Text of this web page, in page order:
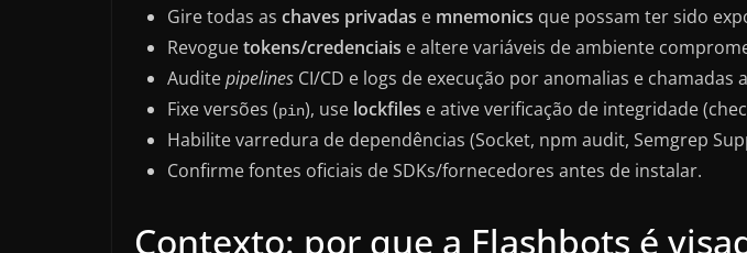
Gire todas as chaves privadas e mnemonics que possam ter sido
Revoguetokens/credenciais e altere variáveis de ambiente
Auditepipelines CI/CD e logs de execução por anomalias e chamadas
Fixe versões (pin), use lockfiles e ative verificação de integridade
Habilite varredura de dependências (Socket, npm audit, Semgrep
Confirme fontes oficiais de SDKs/fornecedores antes de instalar.
Contexto: por que a Flashbots é